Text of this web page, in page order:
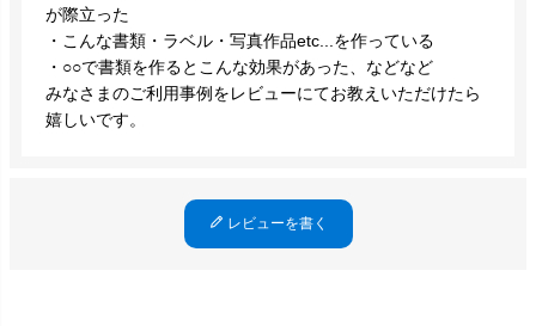
が際立った
・こんな書類・ラベル・写真作品etc...を作っている
・○○で書類を作るとこんな効果があった、などなど
みなさまのご利用事例をレビューにてお教えいただけたら
嬉しいです。
レビューを書く